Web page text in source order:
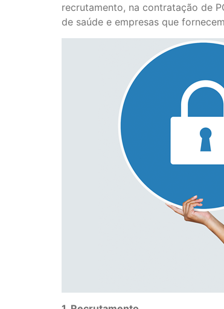
recrutamento, na contratação de
de saúde e empresas que